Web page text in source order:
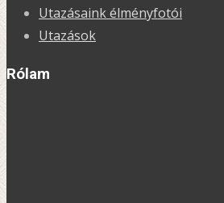
Utazásaink élményfotói
Utazások
Rólam